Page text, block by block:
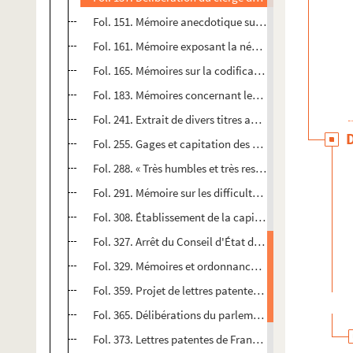
Fol. 151. Mémoire anecdotique sur les effets de la bulle
Fol. 161. Mémoire exposant la nécessité d'établir
Fol. 165. Mémoires sur la codification et la
Fol. 183. Mémoires concernant les limites de la
Fol. 241. Extrait de divers titres au point de vue des
Fol. 255. Gages et capitation des officiers du
Fol. 288. « Très humbles et très respectueuses
Fol. 291. Mémoire sur les difficultés d'établir la levée
Fol. 308. Établissement de la capitation générale
Fol. 327. Arrêt du Conseil d'État donnant à tout
Fol. 329. Mémoires et ordonnances réglementant
Fol. 359. Projet de lettres patentes pour
Fol. 365. Délibérations du parlement sur les
Fol. 373. Lettres patentes de François I
, roi de